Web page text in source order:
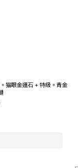
猫眼金運石 + 特級。青金